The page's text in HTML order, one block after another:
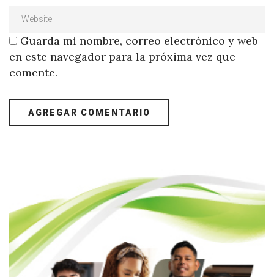
Guarda mi nombre, correo electrónico y web
en este navegador para la próxima vez que
comente.